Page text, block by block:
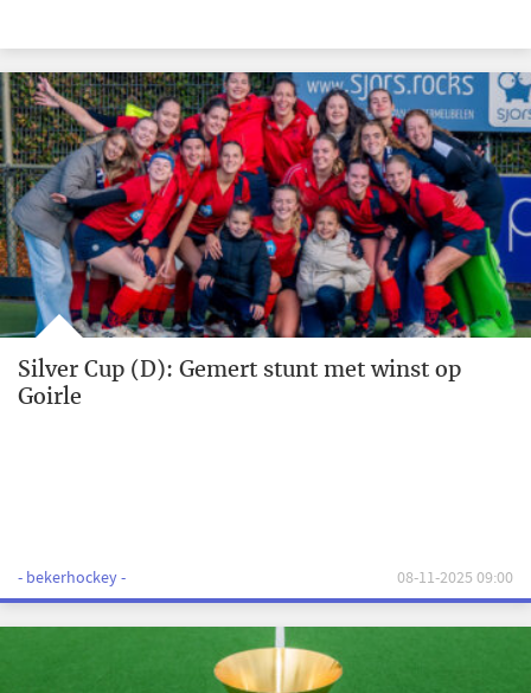
Silver Cup (D): Gemert stunt met winst op
Goirle
- bekerhockey - 08-11-2025 09:00